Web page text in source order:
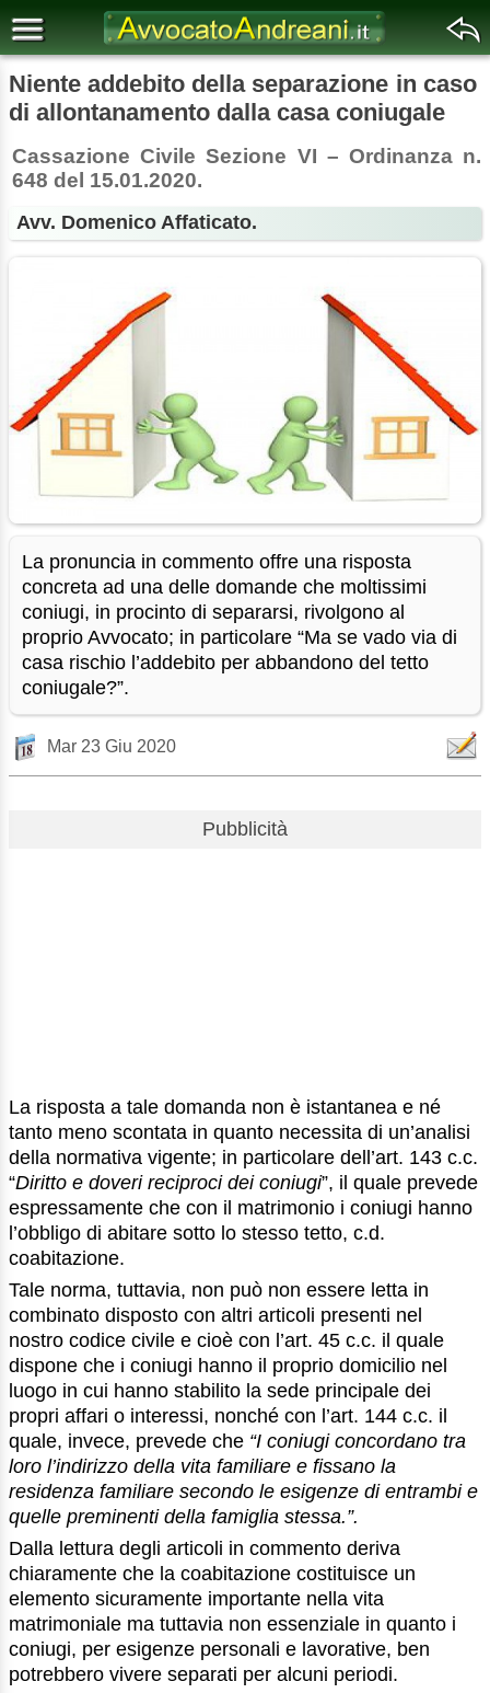
Niente addebito della separazione in caso
di allontanamento dalla casa coniugale
Cassazione Civile Sezione VI – Ordinanza n.
648 del 15.01.2020.
Avv. Domenico Affaticato.
La pronuncia in commento offre una risposta
concreta ad una delle domande che moltissimi
coniugi, in procinto di separarsi, rivolgono al
proprio Avvocato; in particolare “Ma se vado via di
casa rischio l’addebito per abbandono del tetto
coniugale?”.
Mar 23 Giu 2020
Pubblicità
La risposta a tale domanda non è istantanea e né
tanto meno scontata in quanto necessita di un’analisi
della normativa vigente; in particolare dell’art. 143 c.c.
“Diritto e doveri reciproci dei coniugi”, il quale prevede
espressamente che con il matrimonio i coniugi hanno
l’obbligo di abitare sotto lo stesso tetto, c.d.
coabitazione.
Tale norma, tuttavia, non può non essere letta in
combinato disposto con altri articoli presenti nel
nostro codice civile e cioè con l’art. 45 c.c. il quale
dispone che i coniugi hanno il proprio domicilio nel
luogo in cui hanno stabilito la sede principale dei
propri affari o interessi, nonché con l’art. 144 c.c. il
quale, invece, prevede che “I coniugi concordano tra
loro l’indirizzo della vita familiare e fissano la
residenza familiare secondo le esigenze di entrambi e
quelle preminenti della famiglia stessa.”.
Dalla lettura degli articoli in commento deriva
chiaramente che la coabitazione costituisce un
elemento sicuramente importante nella vita
matrimoniale ma tuttavia non essenziale in quanto i
coniugi, per esigenze personali e lavorative, ben
potrebbero vivere separati per alcuni periodi.